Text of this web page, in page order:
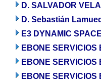
D. SALVADOR
D. Sebastián
E3 DYNAMIC
EBONE
EBONE SERVICIOS
EBONE SERVICIOS